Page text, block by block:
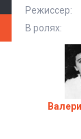
Режиссер:
В ролях: